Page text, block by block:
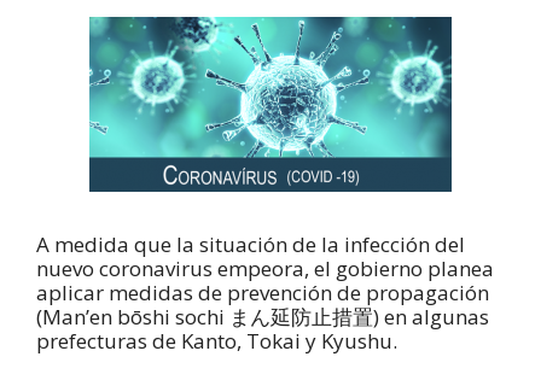
A medida que la situación de la infección del
nuevo coronavirus empeora, el gobierno planea
aplicar medidas de prevención de propagación
(Man’en bōshi sochi まん延防止措置) en algunas
prefecturas de Kanto, Tokai y Kyushu.